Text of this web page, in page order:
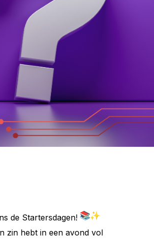
de Startersdagen!
zin hebt in een avond vol